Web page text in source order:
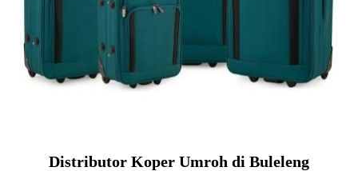
Distributor Koper Umroh di Buleleng